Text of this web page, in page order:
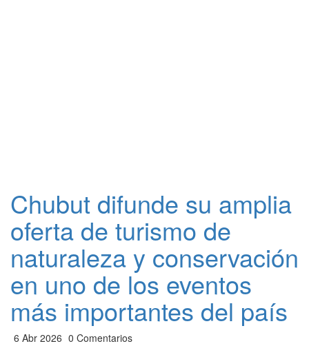
Chubut difunde su amplia
oferta de turismo de
naturaleza y conservación
en uno de los eventos
más importantes del país
6 Abr 2026 0 Comentarios